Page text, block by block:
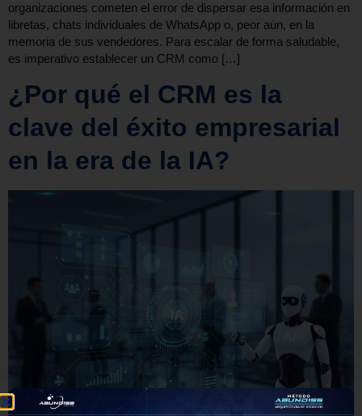
organizaciones cometen el error de dispersar esa información en
libretas, chats individuales de WhatsApp o, peor aún, en la
memoria de sus vendedores. Para escalar de forma saludable,
es imperativo establecer un CRM como […]
¿Por qué el CRM es la
clave del éxito empresarial
en la era de la IA?